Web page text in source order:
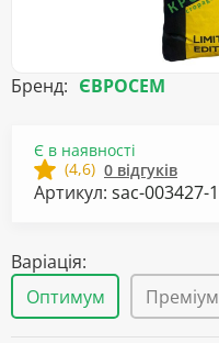
Бренд: ЄВРОСЕМ
Є в наявності
(4,6) 0 відгуків
Артикул: sac-003427-1
Варіація:
Оптимум
Преміум